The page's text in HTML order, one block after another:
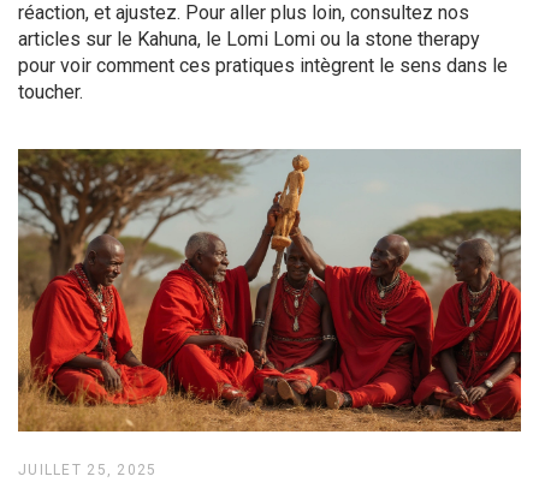
réaction, et ajustez. Pour aller plus loin, consultez nos
articles sur le Kahuna, le Lomi Lomi ou la stone therapy
pour voir comment ces pratiques intègrent le sens dans le
toucher.
JUILLET 25, 2025